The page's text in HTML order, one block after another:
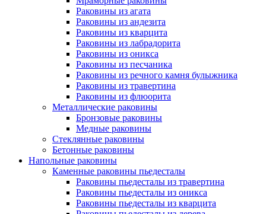
Раковины из агата
Раковины из андезита
Раковины из кварцита
Раковины из лабрадорита
Раковины из оникса
Раковины из песчаника
Раковины из речного камня булыжника
Раковины из травертина
Раковины из флюорита
Металлические раковины
Бронзовые раковины
Медные раковины
Стеклянные раковины
Бетонные раковины
Напольные раковины
Каменные раковины пьедесталы
Раковины пьедесталы из травертина
Раковины пьедесталы из оникса
Раковины пьедесталы из кварцита